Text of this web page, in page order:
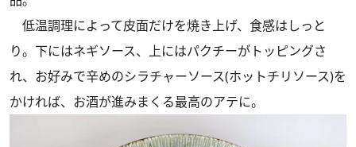
低温調理によって皮面だけを焼き上げ、食感はしっと
り。下にはネギソース、上にはパクチーがトッピングさ
れ、お好みで辛めのシラチャーソース(ホットチリソース)を
かければ、お酒が進みまくる最高のアテに。